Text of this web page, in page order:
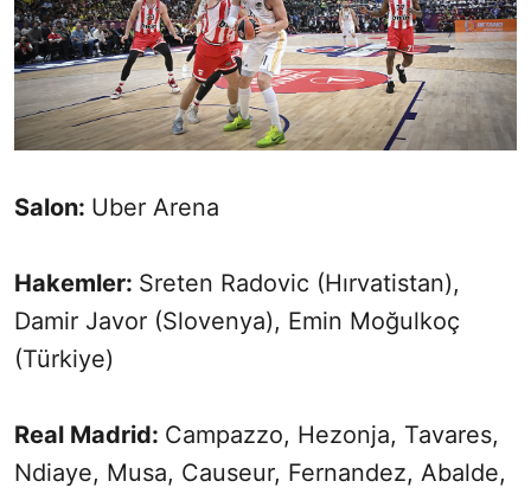
Salon: Uber Arena
Hakemler: Sreten Radovic (Hırvatistan),
Damir Javor (Slovenya), Emin Moğulkoç
(Türkiye)
Real Madrid: Campazzo, Hezonja, Tavares,
Ndiaye, Musa, Causeur, Fernandez, Abalde,